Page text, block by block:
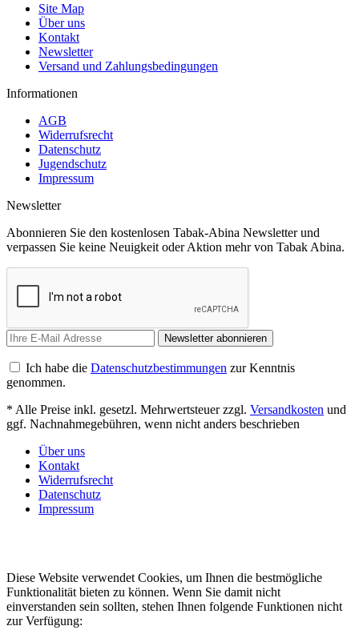
Site Map
Über uns
Kontakt
Newsletter
Versand und Zahlungsbedingungen
Informationen
AGB
Widerrufsrecht
Datenschutz
Jugendschutz
Impressum
Newsletter
Abonnieren Sie den kostenlosen Tabak-Abina Newsletter und
verpassen Sie keine Neuigkeit oder Aktion mehr von Tabak Abina.
Newsletter abonnieren
Ich habe die Datenschutzbestimmungen zur Kenntnis
genommen.
* Alle Preise inkl. gesetzl. Mehrwertsteuer zzgl. Versandkosten und
ggf. Nachnahmegebühren, wenn nicht anders beschrieben
Über uns
Kontakt
Widerrufsrecht
Datenschutz
Impressum
Diese Website verwendet Cookies, um Ihnen die bestmögliche
Funktionalität bieten zu können. Wenn Sie damit nicht
einverstanden sein sollten, stehen Ihnen folgende Funktionen nicht
zur Verfügung: